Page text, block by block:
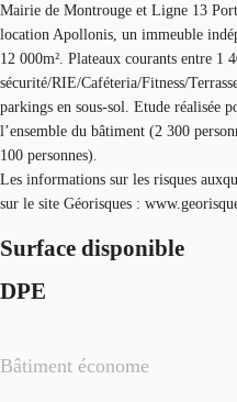
Mairie de Montrouge et Ligne 13
location Apollonis, un immeuble
12 000m². Plateaux courants entre 1
sécurité/RIE/Caféteria/Fitness/
parkings en sous-sol. Etude réalisée
l’ensemble du bâtiment (2 300
100 personnes).
Les informations sur les risques
sur le site Géorisques :
Surface disponible
DPE
Bâtiment économe